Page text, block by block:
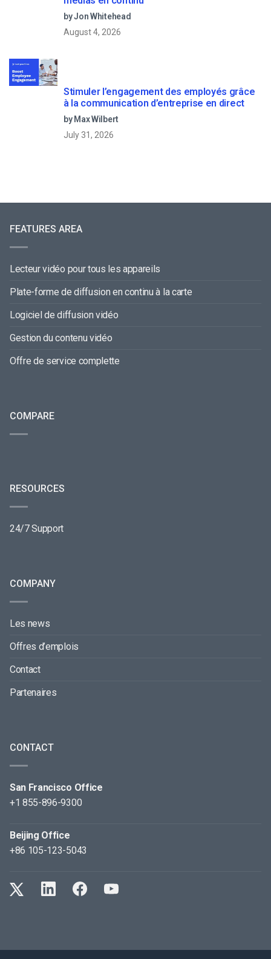
by Jon Whitehead
August 4, 2026
Stimuler l’engagement des employés grâce
à la communication d’entreprise en direct
by Max Wilbert
July 31, 2026
FEATURES AREA
Lecteur vidéo pour tous les appareils
Plate-forme de diffusion en continu à la carte
Logiciel de diffusion vidéo
Gestion du contenu vidéo
Offre de service complette
COMPARE
RESOURCES
24/7 Support
COMPANY
Les news
Offres d’emplois
Contact
Partenaires
CONTACT
San Francisco Office
+1 855-896-9300
Beijing Office
+86 105-123-5043